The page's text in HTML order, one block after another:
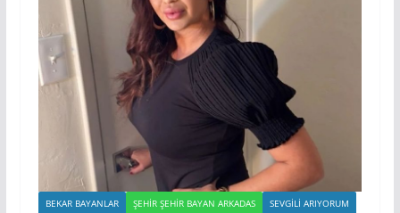
BEKAR BAYANLAR ŞEHIR ŞEHIR BAYAN ARKADAS
SEVGILI ARIYORUM